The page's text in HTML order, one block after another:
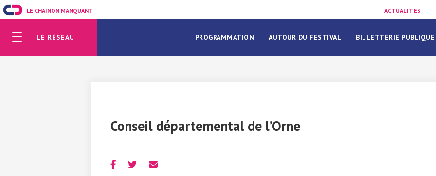
LE CHAINON MANQUANT ACTUALITÉS
LE RÉSEAU PROGRAMMATION AUTOUR DU FESTIVAL BILLETTERIE PUBLIQUE
Conseil départemental de l’Orne